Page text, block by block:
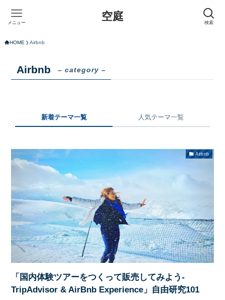
空庭 検索
メニュー
HOME Airbnb
Airbnb – category –
新着テーマ一覧 人気テーマ一覧
Airbnb
「国内体験ツアーをつくって販売してみよう-
TripAdvisor & AirBnb Experience」自由研究101